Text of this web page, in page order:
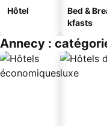
Hôtel
Bed &
kfasts
Annecy :